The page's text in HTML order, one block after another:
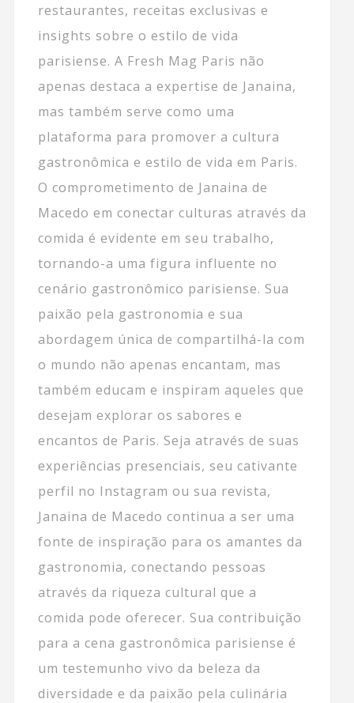
restaurantes, receitas exclusivas e
insights sobre o estilo de vida
parisiense. A Fresh Mag Paris não
apenas destaca a expertise de Janaina,
mas também serve como uma
plataforma para promover a cultura
gastronômica e estilo de vida em Paris.
O comprometimento de Janaina de
Macedo em conectar culturas através da
comida é evidente em seu trabalho,
tornando-a uma figura influente no
cenário gastronômico parisiense. Sua
paixão pela gastronomia e sua
abordagem única de compartilhá-la com
o mundo não apenas encantam, mas
também educam e inspiram aqueles que
desejam explorar os sabores e
encantos de Paris. Seja através de suas
experiências presenciais, seu cativante
perfil no Instagram ou sua revista,
Janaina de Macedo continua a ser uma
fonte de inspiração para os amantes da
gastronomia, conectando pessoas
através da riqueza cultural que a
comida pode oferecer. Sua contribuição
para a cena gastronômica parisiense é
um testemunho vivo da beleza da
diversidade e da paixão pela culinária